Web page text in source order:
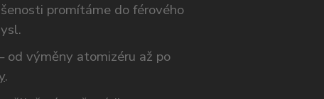
promítáme do férového
od výměny atomizéru až po
.